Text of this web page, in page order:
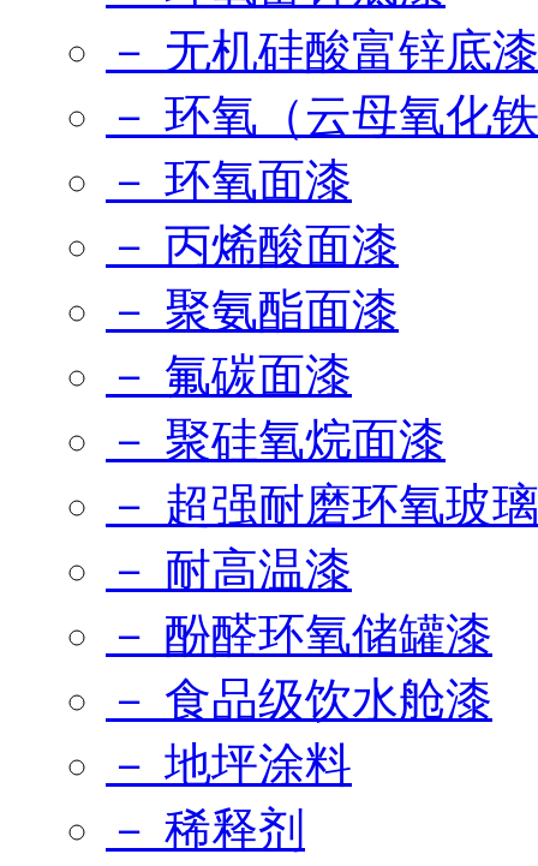
－ 无机硅酸富锌底漆
－ 环氧（云母氧化
－ 环氧面漆
－ 丙烯酸面漆
－ 聚氨酯面漆
－ 氟碳面漆
－ 聚硅氧烷面漆
－ 超强耐磨环氧玻
－ 耐高温漆
－ 酚醛环氧储罐漆
－ 食品级饮水舱漆
－ 地坪涂料
－ 稀释剂